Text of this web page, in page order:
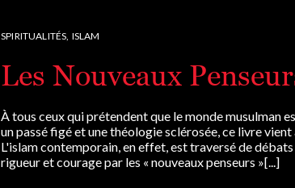
SPIRITUALITÉS, ISLAM
Les Nouveaux
À tous ceux qui prétendent que le monde musulman
un passé figé et une théologie sclérosée, ce livre
L'islam contemporain, en effet, est traversé de
rigueur et courage par les « nouveaux penseurs »[...]